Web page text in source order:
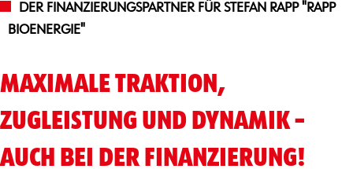
DER FINANZIERUNGSPARTNER FÜR STEFAN RAPP "RAPP
BIOENERGIE"
MAXIMALE TRAKTION,
ZUGLEISTUNG UND DYNAMIK –
AUCH BEI DER FINANZIERUNG!